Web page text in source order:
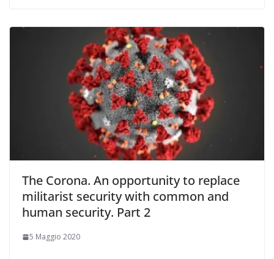
The Corona. An opportunity to replace
militarist security with common and
human security. Part 2
5 Maggio 2020